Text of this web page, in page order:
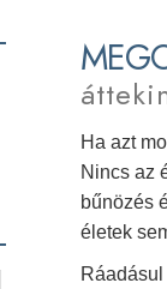
Ha azt
Nincs az
bűnözés
életek